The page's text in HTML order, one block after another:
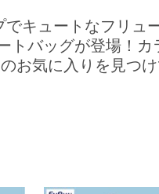
キュートなフリュ
バッグが登場！カ
気に入りを見つけ